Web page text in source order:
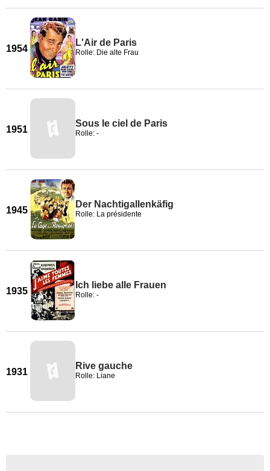
1954
L'Air de Paris
Rolle: Die alte Frau
1951
Sous le ciel de Paris
Rolle: -
1945
Der Nachtigallenkäfig
Rolle: La présidente
1935
Ich liebe alle Frauen
Rolle: -
1931
Rive gauche
Rolle: Liane